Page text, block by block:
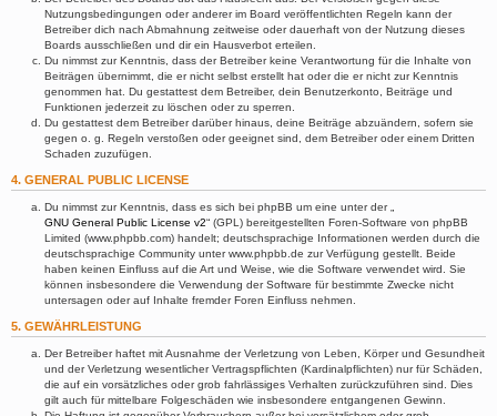
Nutzungsbedingungen oder anderer im Board veröffentlichten Regeln kann der
Betreiber dich nach Abmahnung zeitweise oder dauerhaft von der Nutzung dieses
Boards ausschließen und dir ein Hausverbot erteilen.
Du nimmst zur Kenntnis, dass der Betreiber keine Verantwortung für die Inhalte von
Beiträgen übernimmt, die er nicht selbst erstellt hat oder die er nicht zur Kenntnis
genommen hat. Du gestattest dem Betreiber, dein Benutzerkonto, Beiträge und
Funktionen jederzeit zu löschen oder zu sperren.
Du gestattest dem Betreiber darüber hinaus, deine Beiträge abzuändern, sofern sie
gegen o. g. Regeln verstoßen oder geeignet sind, dem Betreiber oder einem Dritten
Schaden zuzufügen.
4. GENERAL PUBLIC LICENSE
Du nimmst zur Kenntnis, dass es sich bei phpBB um eine unter der „
GNU General Public License v2“ (GPL) bereitgestellten Foren-Software von phpBB
Limited (www.phpbb.com) handelt; deutschsprachige Informationen werden durch die
deutschsprachige Community unter www.phpbb.de zur Verfügung gestellt. Beide
haben keinen Einfluss auf die Art und Weise, wie die Software verwendet wird. Sie
können insbesondere die Verwendung der Software für bestimmte Zwecke nicht
untersagen oder auf Inhalte fremder Foren Einfluss nehmen.
5. GEWÄHRLEISTUNG
Der Betreiber haftet mit Ausnahme der Verletzung von Leben, Körper und Gesundheit
und der Verletzung wesentlicher Vertragspflichten (Kardinalpflichten) nur für Schäden,
die auf ein vorsätzliches oder grob fahrlässiges Verhalten zurückzuführen sind. Dies
gilt auch für mittelbare Folgeschäden wie insbesondere entgangenen Gewinn.